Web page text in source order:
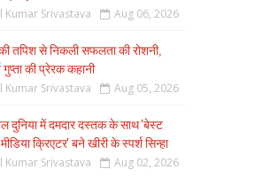
Kumar Srivastava Aug 06, 2026
तपिश से निकली सफलता की रोशनी,
गुप्ता की प्रेरक कहानी
Kumar Srivastava Aug 05, 2026
दुनिया में दमदार दस्तक के साथ 'बेस्ट
क्रिएटर' बने खीरी के स्पर्श सिन्हा
Kumar Srivastava Aug 02, 2026